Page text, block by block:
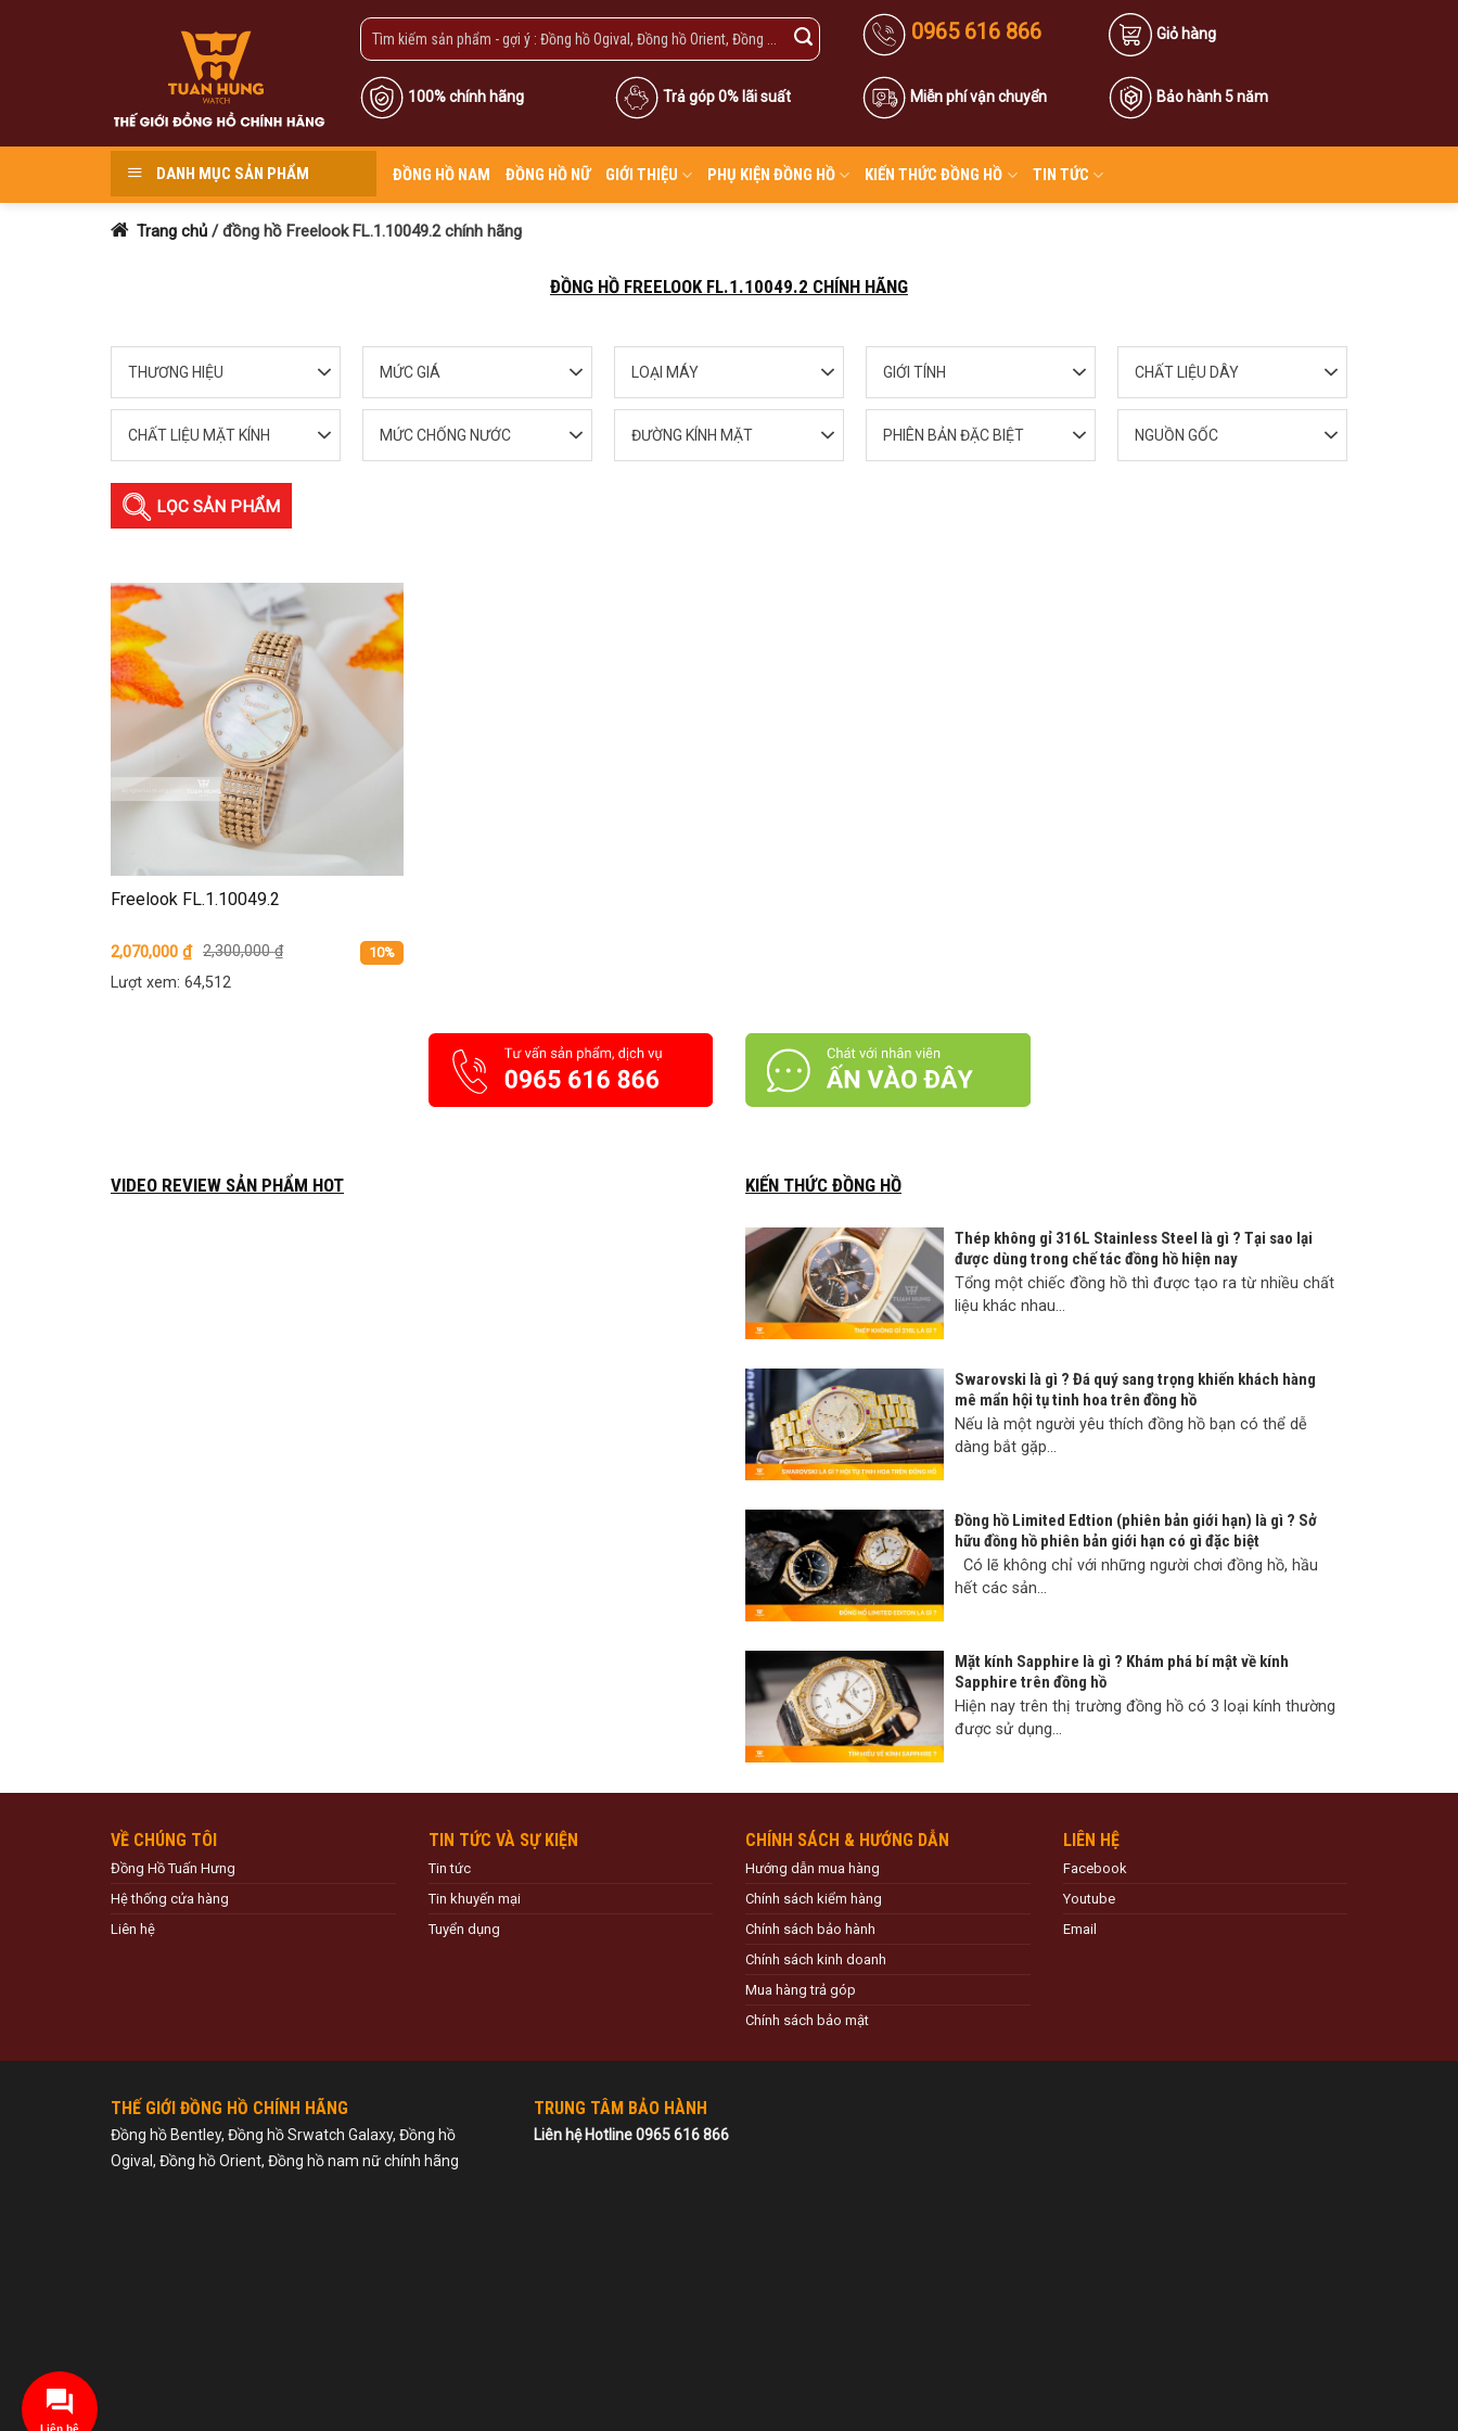
0965 616 866 Giỏ hàng
100% chính hãng Trả góp 0% lãi suất Miễn phí vận chuyển Bảo hành 5 năm
DANH MỤC SẢN PHẨM ĐỒNG HỒ NAM ĐỒNG HỒ NỮ GIỚI THIỆU PHỤ KIỆN ĐỒNG HỒ KIẾN THỨC ĐỒNG HỒ TIN TỨC
Trang chủ /đồng hồ Freelook FL.1.10049.2 chính hãng
ĐỒNG HỒ FREELOOK FL.1.10049.2 CHÍNH HÃNG
THƯƠNG HIỆU MỨC GIÁ LOẠI MÁY GIỚI TÍNH CHẤT LIỆU DÂY
CHẤT LIỆU MẶT KÍNH MỨC CHỐNG NƯỚC ĐƯỜNG KÍNH MẶT PHIÊN BẢN ĐẶC BIỆT NGUỒN GỐC
LỌC SẢN PHẨM
Freelook FL.1.10049.2
2,070,000 ₫ 2,300,000₫ 10%
Lượt xem: 64,512
VIDEO REVIEW SẢN PHẨM HOT KIẾN THỨC ĐỒNG HỒ
Thép không gỉ 316L Stainless Steel là gì ? Tại sao lại
được dùng trong chế tác đồng hồ hiện nay
Tổng một chiếc đồng hồ thì được tạo ra từ nhiều chất
liệu khác nhau...
Swarovski là gì ? Đá quý sang trọng khiến khách hàng
mê mẩn hội tụ tinh hoa trên đồng hồ
Nếu là một người yêu thích đồng hồ bạn có thể dễ
dàng bắt gặp...
Đồng hồ Limited Edtion (phiên bản giới hạn) là gì ? Sở
hữu đồng hồ phiên bản giới hạn có gì đặc biệt
Có lẽ không chỉ với những người chơi đồng hồ, hầu
hết các sản...
Mặt kính Sapphire là gì ? Khám phá bí mật về kính
Sapphire trên đồng hồ
Hiện nay trên thị trường đồng hồ có 3 loại kính thường
được sử dụng...
VỀ CHÚNG TÔI
Đồng Hồ Tuấn Hưng
Hệ thống cửa hàng
Liên hệ
TIN TỨC VÀ SỰ KIỆN
Tin tức
Tin khuyến mại
Tuyển dụng
CHÍNH SÁCH & HƯỚNG DẪN
Hướng dẫn mua hàng
Chính sách kiểm hàng
Chính sách bảo hành
Chính sách kinh doanh
Mua hàng trả góp
Chính sách bảo mật
LIÊN HỆ
Facebook
Youtube
Email
THẾ GIỚI ĐỒNG HỒ CHÍNH HÃNG
Đồng hồ Bentley, Đồng hồ Srwatch Galaxy, Đồng hồ
Ogival, Đồng hồ Orient, Đồng hồ nam nữ chính hãng
TRUNG TÂM BẢO HÀNH
Liên hệ Hotline 0965 616 866
Liên hệ